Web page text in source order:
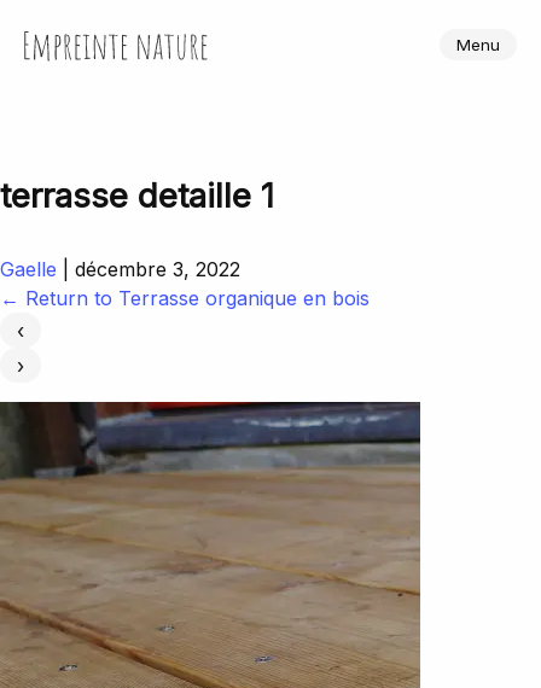
Empreinte Nature Menu
terrasse detaille 1
Gaelle
décembre 3, 2022
← Return to Terrasse organique en bois
‹
›